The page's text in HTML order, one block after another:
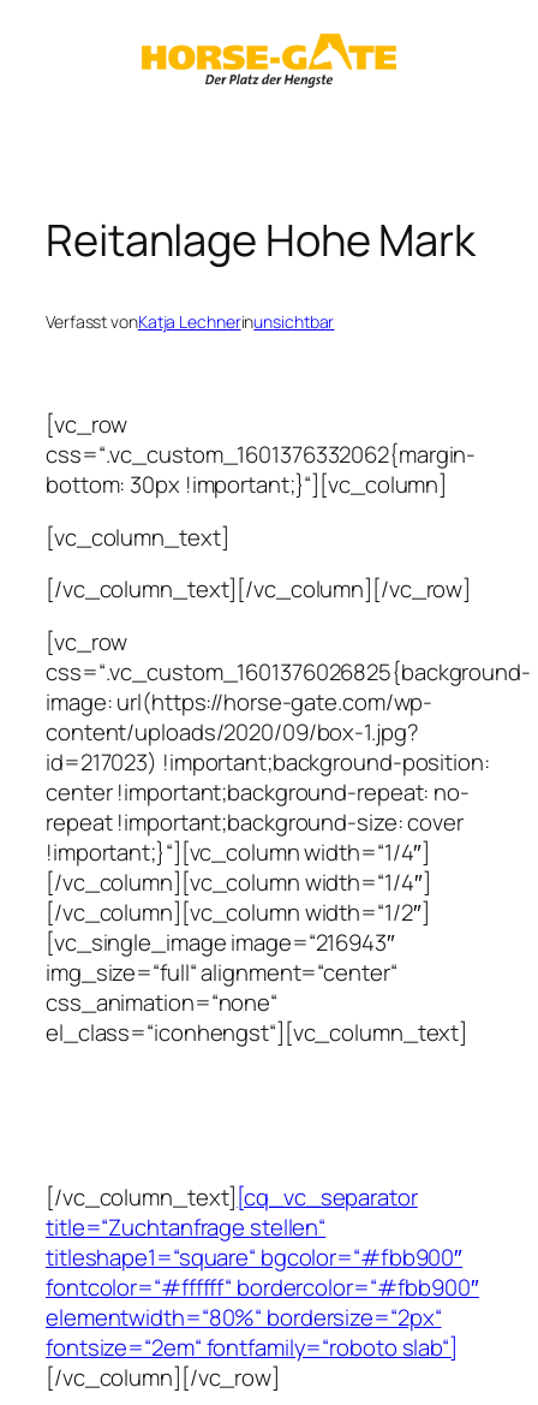
Reitanlage Hohe Mark
Verfasst vonKatja Lechnerinunsichtbar
[vc_row
css=“.vc_custom_1601376332062{margin-
bottom: 30px !important;}“][vc_column]
[vc_column_text]
[/vc_column_text][/vc_column][/vc_row]
[vc_row
css=“.vc_custom_1601376026825{background-
image: url(https://horse-gate.com/wp-
content/uploads/2020/09/box-1.jpg?
id=217023) !important;background-position:
center !important;background-repeat: no-
repeat !important;background-size: cover
!important;}“][vc_column width=“1/4″]
[/vc_column][vc_column width=“1/4″]
[/vc_column][vc_column width=“1/2″]
[vc_single_image image=“216943″
img_size=“full“ alignment=“center“
css_animation=“none“
el_class=“iconhengst“][vc_column_text]
[/vc_column_text][cq_vc_separator
title=“Zuchtanfrage stellen“
titleshape1=“square“ bgcolor=“#fbb900″
fontcolor=“#ffffff“ bordercolor=“#fbb900″
elementwidth=“80%“ bordersize=“2px“
fontsize=“2em“ fontfamily=“roboto slab“]
[/vc_column][/vc_row]